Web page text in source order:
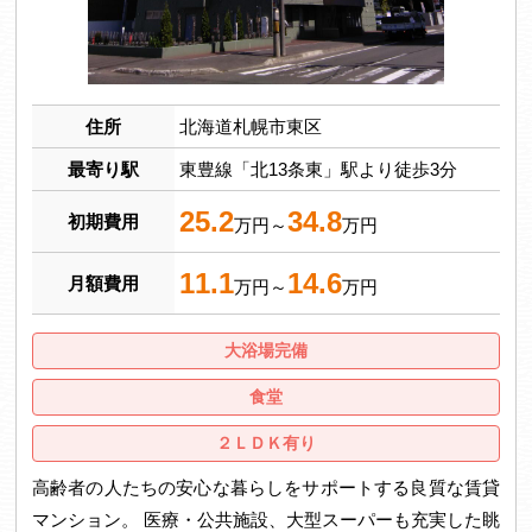
住所 北海道札幌市東区
最寄り駅 東豊線「北13条東」駅より徒歩3分
初期費用 25.2万円～34.8万円
月額費用 11.1万円～ 14.6万円
大浴場完備
食堂
２ＬＤＫ有り
高齢者の人たちの安心な暮らしをサポートする良質な賃貸
マンション。 医療・公共施設、大型スーパーも充実した眺